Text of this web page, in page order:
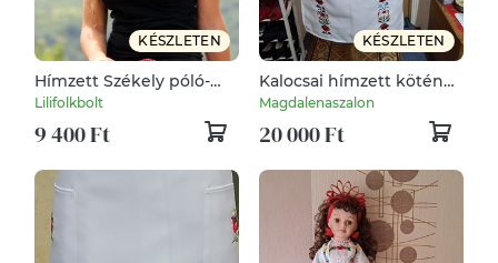
KÉSZLETEN
Hímzett Székely póló-
fekete
Lilifolkbolt
9 400 Ft
KÉSZLETEN
Kalocsai hímzett kötény,
vőfély kötény.
Magdalenaszalon
20 000 Ft